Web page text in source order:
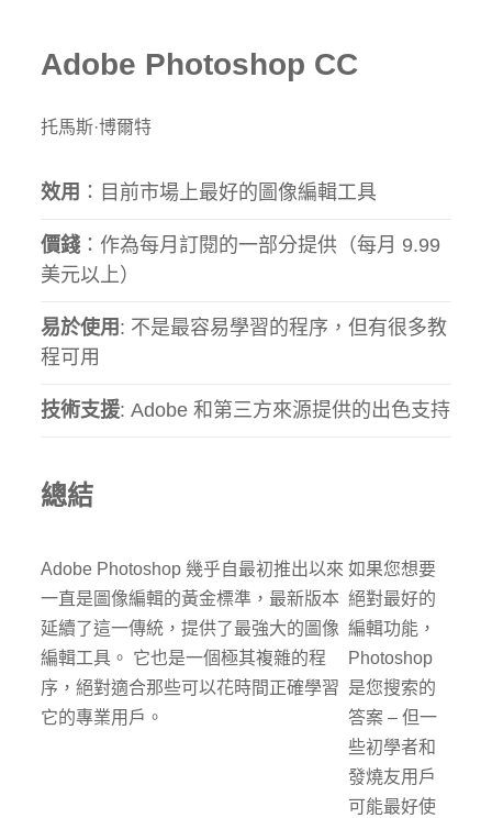
Adobe Photoshop CC
托馬斯·博爾特
效用 ：目前市場上最好的圖像編輯工具
價錢 ：作為每月訂閱的一部分提供（每月 9.99
美元以上）
易於使用 : 不是最容易學習的程序，但有很多教
程可用
技術支援: Adob​​e 和第三方來源提供的出色支持
總結
Adobe Photoshop 幾乎自最初推出以來
一直是圖像編輯的黃金標準，最新版本
延續了這一傳統，提供了最強大的圖像
編輯工具。 它也是一個極其複雜的程
序，絕對適合那些可以花時間正確學習
它的專業用戶。
如果您想要
絕對最好的
編輯功能，
Photoshop
是您搜索的
答案 – 但一
些初學者和
發燒友用戶
可能最好使